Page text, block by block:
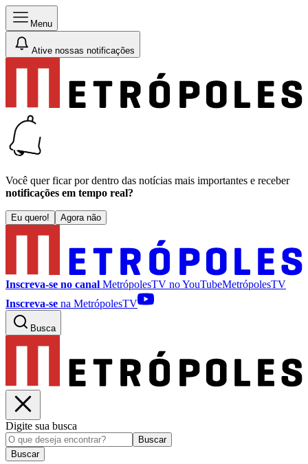
Menu
Ative nossas notificações
Você quer ficar por dentro das notícias mais importantes e receber
notificações em tempo real?
Eu quero! Agora não
Inscreva-se no canal MetrópolesTV noYouTubeMetrópolesTV
Inscreva-se na MetrópolesTV
Busca
Digite sua busca
Buscar
Buscar